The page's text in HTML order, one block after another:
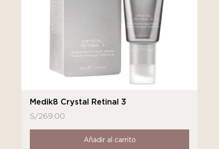
Medik8 Crystal Retinal 3
S/269.00
Añadir al carrito